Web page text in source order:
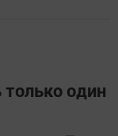
один